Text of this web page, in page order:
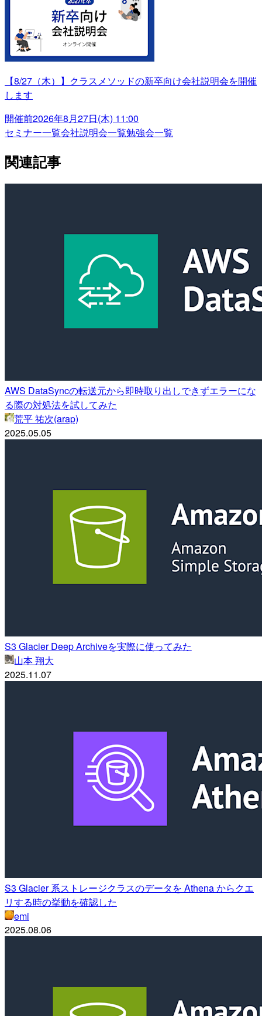
【8/27（木）】クラスメソッドの新卒向け会社説明会を開催
します
開催前2026年8月27日(木) 11:00
セミナー一覧会社説明会一覧勉強会一覧
関連記事
AWS DataSyncの転送元から即時取り出しできずエラーにな
る際の対処法を試してみた
荒平 祐次(arap)
2025.05.05
S3 Glacier Deep Archiveを実際に使ってみた
山本 翔大
2025.11.07
S3 Glacier 系ストレージクラスのデータを Athena からクエ
リする時の挙動を確認した
emi
2025.08.06